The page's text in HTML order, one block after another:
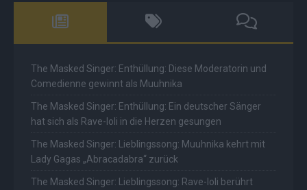
The Masked Singer: Enthüllung: Diese Moderatorin und
Comedienne gewinnt als Muuhnika
The Masked Singer: Enthüllung: Ein deutscher Sänger
hat sich als Rave-Ioli in die Herzen gesungen
The Masked Singer: Lieblingssong: Muuhnika kehrt mit
Lady Gagas „Abracadabra“ zurück
The Masked Singer: Lieblingssong: Rave-Ioli berührt